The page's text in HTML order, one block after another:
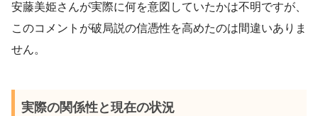
安藤美姫さんが実際に何を意図していたかは不明ですが、
このコメントが破局説の信憑性を高めたのは間違いありま
せん。
実際の関係性と現在の状況